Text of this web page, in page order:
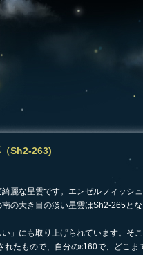
Sh2-263)
麗な星雲です。エンゼルフィッシ
の大き目の淡い星雲はSh2-265と
」にも取り上げられています。そ
れたもので、自分のε160で、どこま